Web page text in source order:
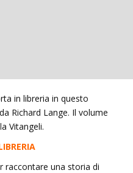
in libreria in questo
Richard Lange. Il volume
Vitangeli.
raccontare una storia di